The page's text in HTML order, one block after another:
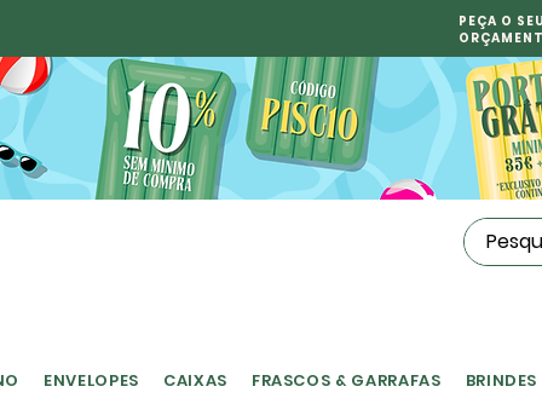
PEÇA O SEU
ENVELOPES CAIXAS FRASCOS & GARRAFAS BRINDES